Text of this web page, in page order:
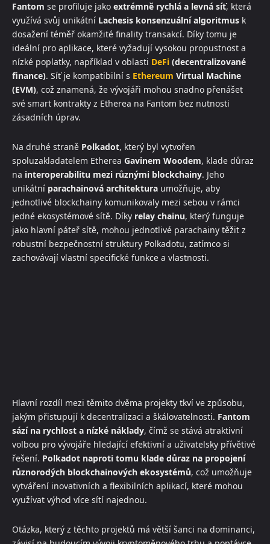
Fantom se profiluje jako extrémně rychlá a levná síť, která
využívá svůj unikátní Lachesis konsenzuální algoritmus k
dosažení téměř okamžité finality transakcí. Díky tomu je
ideální pro aplikace, které vyžadují vysokou propustnost a
nízké poplatky, například v oblasti DeFi (decentralizované
finance). Síť je kompatibilní s Ethereum Virtual Machine
(EVM), což znamená, že vývojáři mohou snadno přenášet
své smart kontrakty z Etherea na Fantom bez nutnosti
zásadních úprav.
Na druhé straně Polkadot, který byl vytvořen
spoluzakladatelem Etherea Gavinem Woodem, klade důraz
na interoperabilitu mezi různými blockchainy. Jeho
unikátní parachainová architektura umožňuje, aby
jednotlivé blockchainy komunikovaly mezi sebou v rámci
jedné ekosystémové sítě. Díky relay chainu, který funguje
jako hlavní páteř sítě, mohou jednotlivé parachainy těžit z
robustní bezpečnostní struktury Polkadotu, zatímco si
zachovávají vlastní specifické funkce a vlastnosti.
Hlavní rozdíl mezi těmito dvěma projekty tkví ve způsobu,
jakým přistupují k decentralizaci a škálovatelnosti. Fantom
sází na rychlost a nízké náklady, čímž se stává atraktivní
volbou pro vývojáře hledající efektivní a uživatelsky přívětivé
řešení. Polkadot naproti tomu klade důraz na propojení
různorodých blockchainových ekosystémů, což umožňuje
vytváření inovativních a flexibilních aplikací, které mohou
využívat výhod více sítí najednou.
Otázka, který z těchto projektů má větší šanci na dominanci,